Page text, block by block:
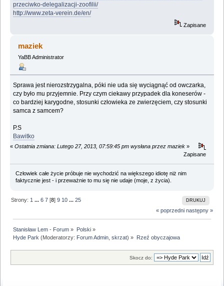
przeciwko-delegalizacji-zoofilii/
http://www.zeta-verein.de/en/
Zapisane
maziek
YaBB Administrator
Sprawa jest nierozstrzygalna, póki nie uda się wyciągnąć od owczarka,
czy było mu przyjemnie. Przy czym ciekawy przypadek dla koneserów -
co bardziej karygodne, stosunki człowieka ze zwierzęciem, czy stosunki
samca z samcem?
P.S
Bawitko
« Ostatnia zmiana: Lutego 27, 2013, 07:59:45 pm wysłana przez maziek »
Zapisane
Człowiek całe życie próbuje nie wychodzić na większego idiotę niż nim
faktycznie jest - i przeważnie to mu się nie udaje (moje, z życia).
DRUKUJ
Strony: 1 ...6 7 [8]9 10 ...25
« poprzedni następny »
Stanisław Lem - Forum » Polski»
Hyde Park (Moderatorzy: Forum Admin ,skrzat) » Rzeź obyczajowa
Skocz do: